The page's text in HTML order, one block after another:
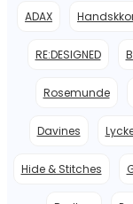
ADAX
RE:DESIGNED
Rosemunde
Davines
Hide & Stitches